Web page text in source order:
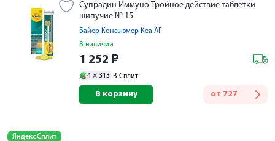
Супрадин Иммуно Тройное действие таблетки
шипучие № 15
Байер Консьюмер Кеа АГ
В наличии
1 252 ₽
4 × 313 В Сплит
от 727
В корзину
Яндекс Сплит